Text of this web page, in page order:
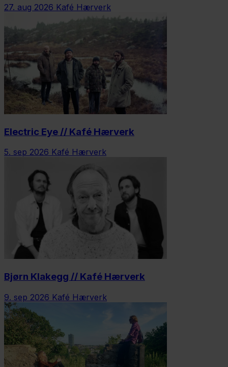
27. aug 2026 Kafé Hærverk
Electric Eye // Kafé Hærverk
5. sep 2026 Kafé Hærverk
Bjørn Klakegg // Kafé Hærverk
9. sep 2026 Kafé Hærverk